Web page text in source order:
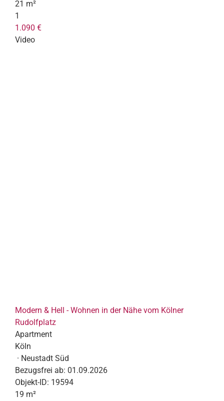
21 m²
1
1.090 €
Video
Modern & Hell - Wohnen in der Nähe vom Kölner
Rudolfplatz
Apartment
Köln
· Neustadt Süd
Bezugsfrei ab: 01.09.2026
Objekt-ID: 19594
19 m²